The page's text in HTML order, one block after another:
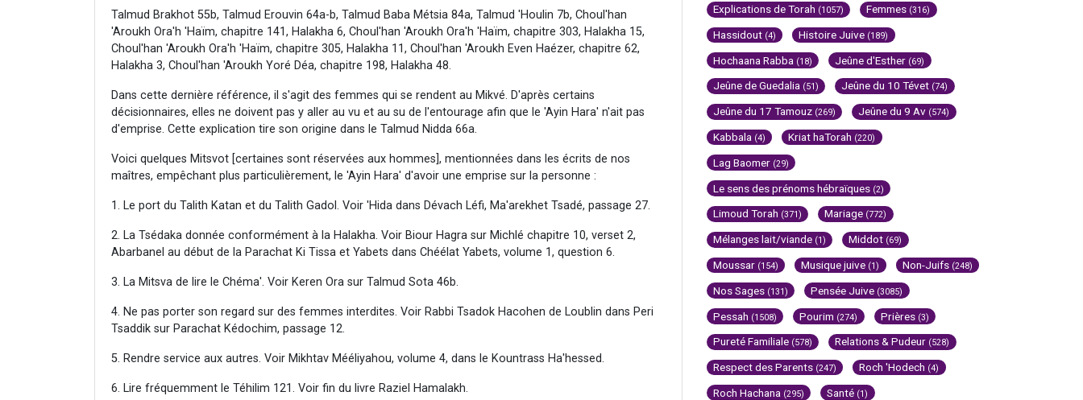
Talmud Brakhot 55b, Talmud Erouvin 64a-b, Talmud Baba Métsia 84a, Talmud 'Houlin 7b, Choul'han
'Aroukh Ora'h 'Haïm, chapitre 141, Halakha 6, Choul'han 'Aroukh Ora'h 'Haïm, chapitre 303, Halakha 15,
Choul'han 'Aroukh Ora'h 'Haïm, chapitre 305, Halakha 11, Choul'han 'Aroukh Even Haézer, chapitre 62,
Halakha 3, Choul'han 'Aroukh Yoré Déa, chapitre 198, Halakha 48.
Dans cette dernière référence, il s'agit des femmes qui se rendent au Mikvé. D'après certains
décisionnaires, elles ne doivent pas y aller au vu et au su de l'entourage afin que le 'Ayin Hara' n'ait pas
d'emprise. Cette explication tire son origine dans le Talmud Nidda 66a.
Voici quelques Mitsvot [certaines sont réservées aux hommes], mentionnées dans les écrits de nos
maîtres, empêchant plus particulièrement, le 'Ayin Hara' d'avoir une emprise sur la personne :
1. Le port du Talith Katan et du Talith Gadol. Voir 'Hida dans Dévach Léfi, Ma'arekhet Tsadé, passage 27.
2. La Tsédaka donnée conformément à la Halakha. Voir Biour Hagra sur Michlé chapitre 10, verset 2,
Abarbanel au début de la Parachat Ki Tissa et Yabets dans Chéélat Yabets, volume 1, question 6.
3. La Mitsva de lire le Chéma'. Voir Keren Ora sur Talmud Sota 46b.
4. Ne pas porter son regard sur des femmes interdites. Voir Rabbi Tsadok Hacohen de Loublin dans Peri
Tsaddik sur Parachat Kédochim, passage 12.
5. Rendre service aux autres. Voir Mikhtav Mééliyahou, volume 4, dans le Kountrass Ha'hessed.
6. Lire fréquemment le Téhilim 121. Voir fin du livre Raziel Hamalakh.
Explications de Torah (1057) Femmes (316)
Hassidout (4) Histoire Juive (189)
Hochaana Rabba (18) Jeûne d'Esther (69)
Jeûne de Guedalia (51) Jeûne du 10 Tévet (74)
Jeûne du 17 Tamouz (269) Jeûne du 9 Av (574)
Kabbala (4) Kriat haTorah (220)
Lag Baomer (29)
Le sens des prénoms hébraïques (2)
Limoud Torah (371) Mariage (772)
Mélanges lait/viande (1) Middot (69)
Moussar (154) Musique juive (1) Non-Juifs (248)
Nos Sages (131) Pensée Juive (3085)
Pessah (1508) Pourim (274) Prières (3)
Pureté Familiale (578) Relations & Pudeur (528)
Respect des Parents (247) Roch 'Hodech (4)
Roch Hachana (295) Santé (1)